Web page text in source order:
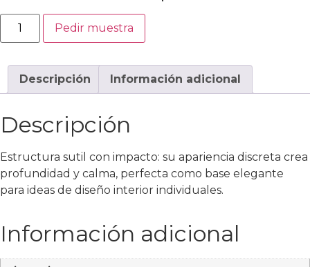
82431
fresh
cantidad
Pedir muestra
Descripción Información adicional
Descripción
Estructura sutil con impacto: su apariencia discreta crea
profundidad y calma, perfecta como base elegante
para ideas de diseño interior individuales.
Información adicional